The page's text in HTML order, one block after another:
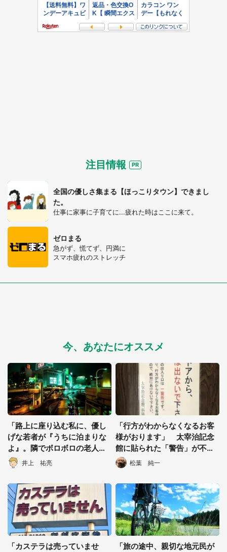
注目情報
全国の優しさ集まる【ほっこりタウン】できまし
た。
仕事に家事に子育てに...疲れた時はここに来て。
ゼロまる
急がず、慌てず、円満に
スマホ疲れのストレッチ
今、あなたにオススメ
「路上に座り込む私に、優し
げな若者が『うちに泊まりな
よ』。隣でボロボロの老人が
それを聞いていて...」（千葉
県・40代男性）
井上 祐亮
「行方がわからなくなるお客
様がおります」 太宰治記念
館に貼られた「警告」が不穏
すぎる松葉 純一
「カステラは売っていませ
「旅の途中、親切な地元民が